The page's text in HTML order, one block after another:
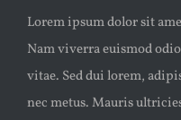
Lorem ipsum dolor sit
Nam viverra euismod
vitae. Sed dui lorem,
nec metus. Mauris